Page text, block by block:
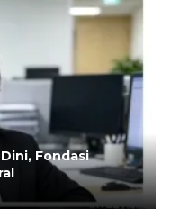
Fondasi